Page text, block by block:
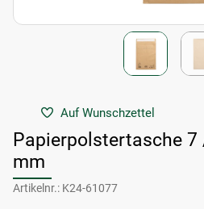
Auf Wunschzettel
Papierpolstertasche 7
mm
Artikelnr.: K24-61077